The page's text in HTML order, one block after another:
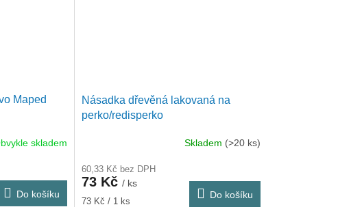
Maped
skladem
Do košíku
Násadka dřevěná lakovaná na
perko/redisperko
Skladem (>20 ks)
60,33 Kč bez DPH
73 Kč / ks
Měrná
73 Kč / 1 ks
Do košíku